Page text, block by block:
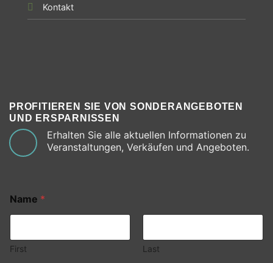
Kontakt
PROFITIEREN SIE VON SONDERANGEBOTEN
UND ERSPARNISSEN
Erhalten Sie alle aktuellen Informationen zu
Veranstaltungen, Verkäufen und Angeboten.
Name *
First Last